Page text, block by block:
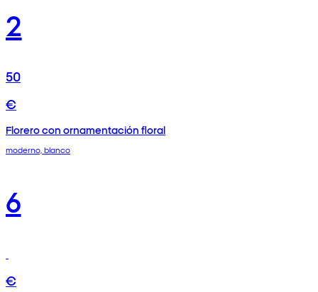
2
50
€
Florero con ornamentación floral
moderno, blanco
6
€